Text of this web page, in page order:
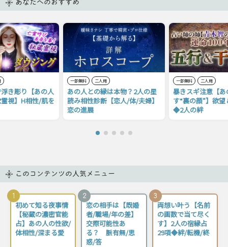
あなたへのおすすめ
き彫り【あの人
視】H相性/肌を
一部無料 二人用
あの人との縁は本物？2人の星
読み相性診断【恋人/体/夫婦】
恋の進展
一部無料 二人用
暴きスギ注意【
す“裏の顔”】欲
◆2人の絆
このコンテンツの人気メニュー
1
初めて知る夜事情
【秘蔵の濃密官能
占】あの人の性欲/
体相性/深まる愛
2
恋の相手は【既婚
者/職場/年の差】
交際可能性あ
る？ 脈有無/思
惑/答
3
両想い叶う【名前
の画数で当て尽く
す】2人の宿縁占
29項◆絆/転機/終